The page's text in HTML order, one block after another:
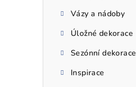
Vázy a nádoby
Úložné dekorace
Sezónní dekorace
Inspirace